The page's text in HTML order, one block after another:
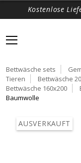
Kostenlose
Bettwäsche sets
Tieren
Bettwäsche
Bettwäsche 160x200
Baumwolle
AUSVERKAUFT